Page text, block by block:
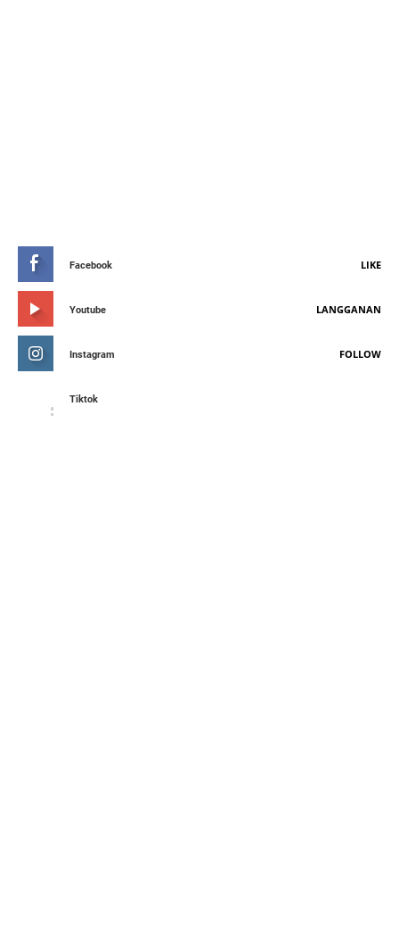
Facebook LIKE
Youtube LANGGANAN
Instagram FOLLOW
Tiktok